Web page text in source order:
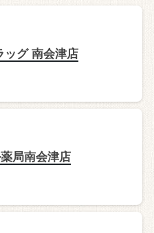
ッグ 南会津店
局南会津店